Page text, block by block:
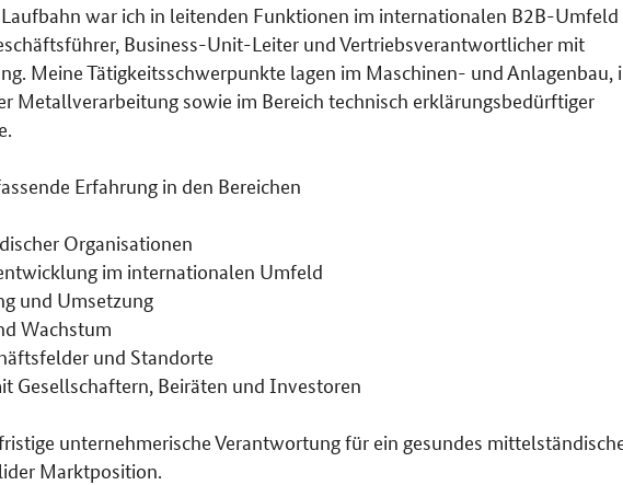
war ich in leitenden Funktionen im internationalen B2B-Umfeld
Business-Unit-Leiter und Vertriebsverantwortlicher mit
Meine Tätigkeitsschwerpunkte lagen im Maschinen- und Anlagenbau,
Metallverarbeitung sowie im Bereich technisch erklärungsbedürftiger
Erfahrung in den Bereichen
Organisationen
im internationalen Umfeld
und Umsetzung
Wachstum
und Standorte
Gesellschaftern, Beiräten und Investoren
unternehmerische Verantwortung für ein gesundes
Marktposition.